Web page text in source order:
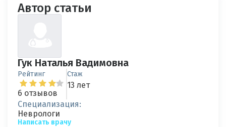
Автор статьи
Гук Наталья Вадимовна
Рейтинг
6 отзывов
Стаж
13 лет
Специализация:
Неврологи
Написать врачу